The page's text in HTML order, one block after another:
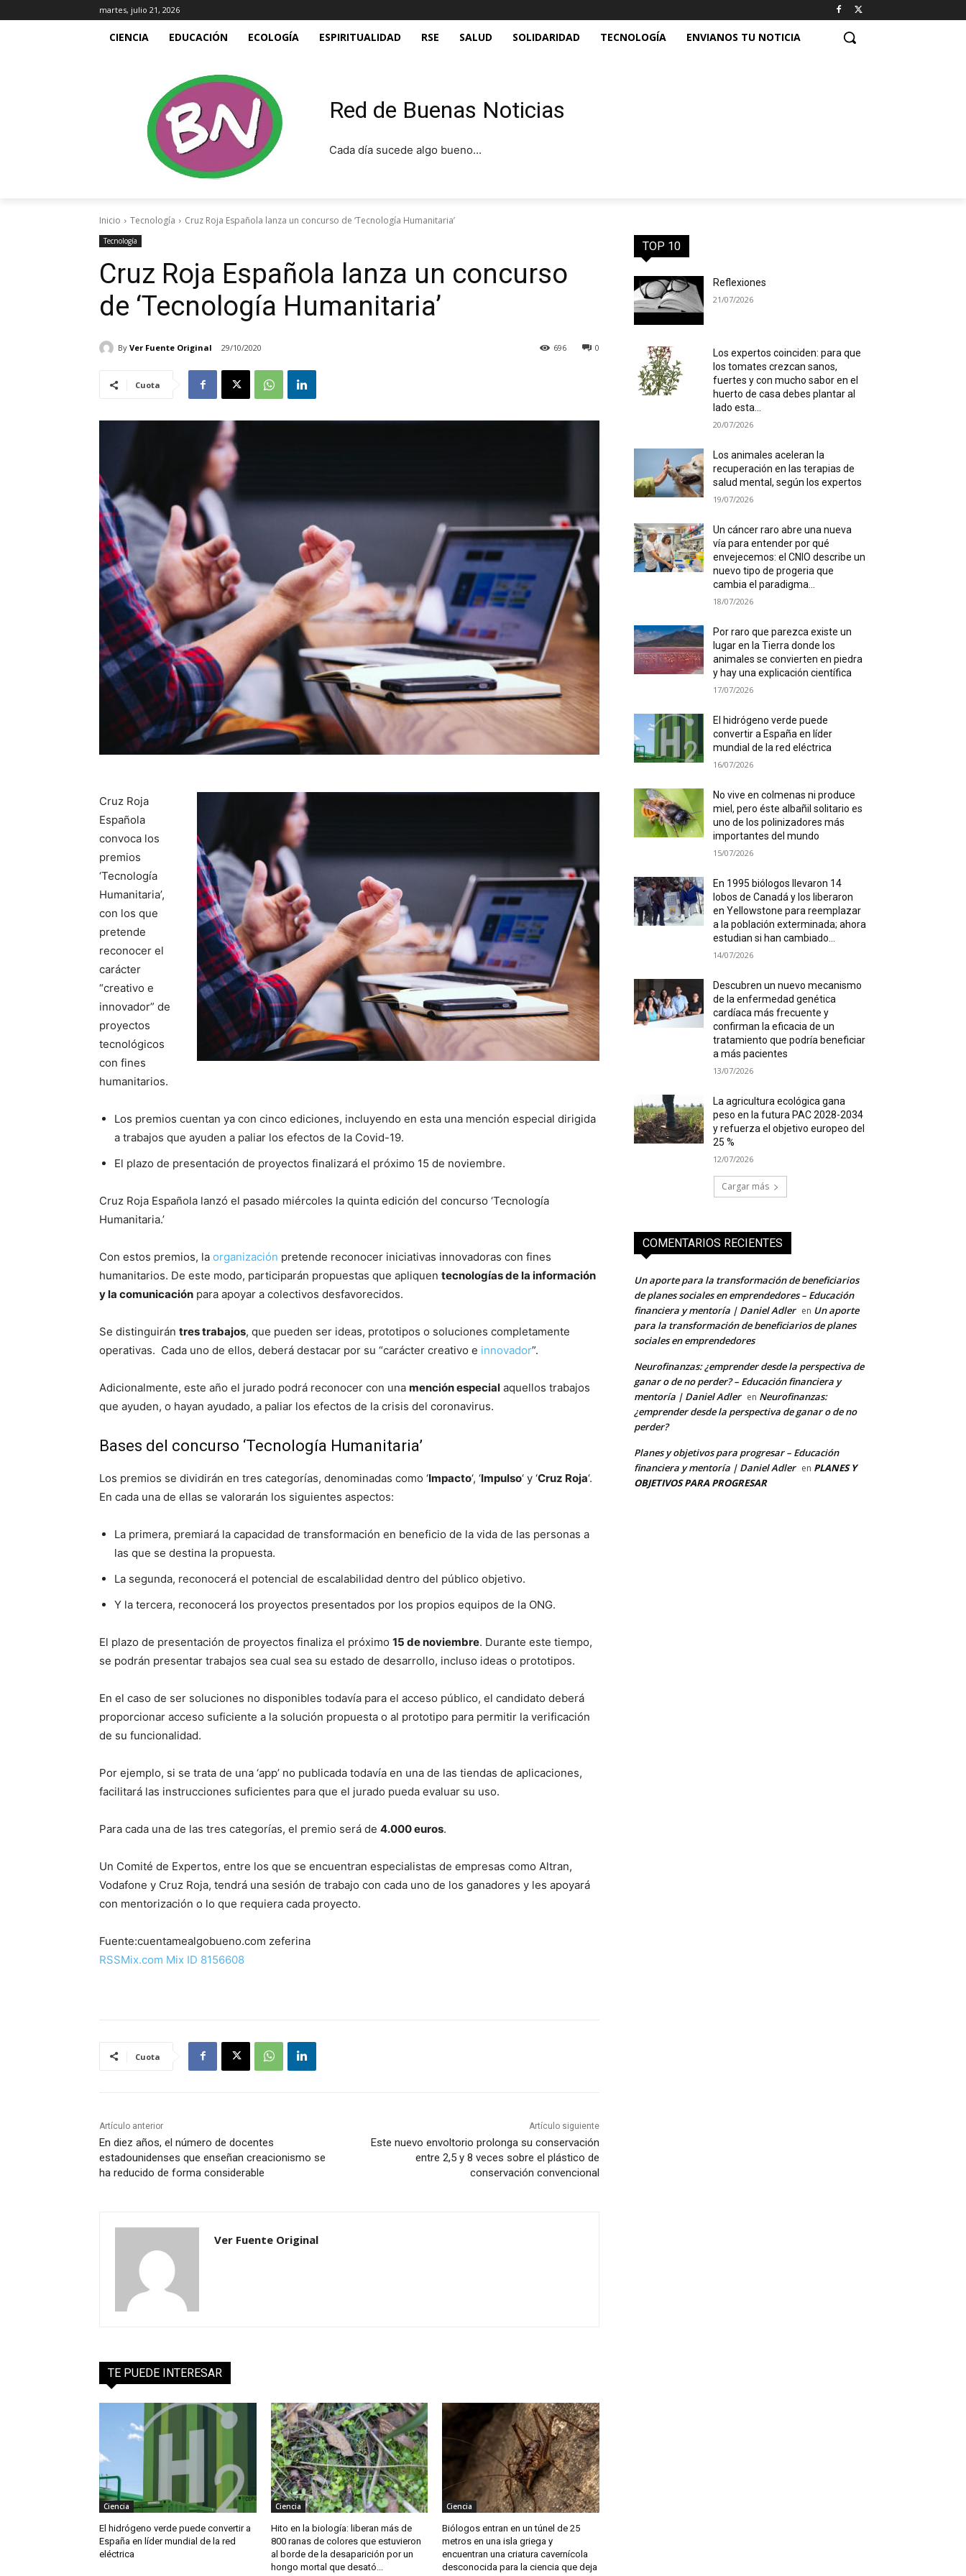
martes, julio 21, 2026
CIENCIA EDUCACIÓN ECOLOGÍA ESPIRITUALIDAD RSE SALUD SOLIDARIDAD TECNOLOGÍA ENVIANOS TU NOTICIA
Red de Buenas Noticias
Cada día sucede algo bueno...
Inicio Tecnología Cruz Roja Española lanza un concurso de ‘Tecnología Humanitaria’
Tecnología
Cruz Roja Española lanza un concurso
de ‘Tecnología Humanitaria’
By Ver Fuente Original 29/10/2020 0
696
Cuota
Cruz Roja
Española
convoca los
premios
‘Tecnología
Humanitaria’,
con los que
pretende
reconocer el
carácter
“creativo e
innovador” de
proyectos
tecnológicos
con fines
humanitarios.
Los premios cuentan ya con cinco ediciones, incluyendo en esta una mención especial dirigida
a trabajos que ayuden a paliar los efectos de la Covid-19.
El plazo de presentación de proyectos finalizará el próximo 15 de noviembre.
Cruz Roja Española lanzó el pasado miércoles la quinta edición del concurso ‘Tecnología
Humanitaria.’
Con estos premios, la organización pretende reconocer iniciativas innovadoras con fines
humanitarios. De este modo, participarán propuestas que apliquen tecnologías de la información
y la comunicación para apoyar a colectivos desfavorecidos.
Se distinguirán tres trabajos, que pueden ser ideas, prototipos o soluciones completamente
operativas. Cada uno de ellos, deberá destacar por su “carácter creativo e innovador”.
Adicionalmente, este año el jurado podrá reconocer con una mención especial aquellos trabajos
que ayuden, o hayan ayudado, a paliar los efectos de la crisis del coronavirus.
Bases del concurso ‘Tecnología Humanitaria’
Los premios se dividirán en tres categorías, denominadas como ‘Impacto‘, ‘Impulso‘ y ‘Cruz Roja‘.
En cada una de ellas se valorarán los siguientes aspectos:
La primera, premiará la capacidad de transformación en beneficio de la vida de las personas a
las que se destina la propuesta.
La segunda, reconocerá el potencial de escalabilidad dentro del público objetivo.
Y la tercera, reconocerá los proyectos presentados por los propios equipos de la ONG.
El plazo de presentación de proyectos finaliza el próximo 15 de noviembre. Durante este tiempo,
se podrán presentar trabajos sea cual sea su estado de desarrollo, incluso ideas o prototipos.
En el caso de ser soluciones no disponibles todavía para el acceso público, el candidato deberá
proporcionar acceso suficiente a la solución propuesta o al prototipo para permitir la verificación
de su funcionalidad.
Por ejemplo, si se trata de una ‘app’ no publicada todavía en una de las tiendas de aplicaciones,
facilitará las instrucciones suficientes para que el jurado pueda evaluar su uso.
Para cada una de las tres categorías, el premio será de 4.000 euros.
Un Comité de Expertos, entre los que se encuentran especialistas de empresas como Altran,
Vodafone y Cruz Roja, tendrá una sesión de trabajo con cada uno de los ganadores y les apoyará
con mentorización o lo que requiera cada proyecto.
Fuente:cuentamealgobueno.com zeferina
RSSMix.com Mix ID 8156608
Cuota
Artículo anterior
En diez años, el número de docentes
estadounidenses que enseñan creacionismo se
ha reducido de forma considerable
Artículo siguiente
Este nuevo envoltorio prolonga su conservación
entre 2,5 y 8 veces sobre el plástico de
conservación convencional
Ver Fuente Original
TE PUEDE INTERESAR
Ciencia
El hidrógeno verde puede convertir a
España en líder mundial de la red
eléctrica
Ciencia
Hito en la biología: liberan más de
800 ranas de colores que estuvieron
al borde de la desaparición por un
hongo mortal que desató...
Ciencia
Biólogos entran en un túnel de 25
metros en una isla griega y
encuentran una criatura cavernícola
desconocida para la ciencia que deja
TOP 10
Reflexiones
21/07/2026
Los expertos coinciden: para que
los tomates crezcan sanos,
fuertes y con mucho sabor en el
huerto de casa debes plantar al
lado esta...
20/07/2026
Los animales aceleran la
recuperación en las terapias de
salud mental, según los expertos
19/07/2026
Un cáncer raro abre una nueva
vía para entender por qué
envejecemos: el CNIO describe un
nuevo tipo de progeria que
cambia el paradigma...
18/07/2026
Por raro que parezca existe un
lugar en la Tierra donde los
animales se convierten en piedra
y hay una explicación científica
17/07/2026
El hidrógeno verde puede
convertir a España en líder
mundial de la red eléctrica
16/07/2026
No vive en colmenas ni produce
miel, pero éste albañil solitario es
uno de los polinizadores más
importantes del mundo
15/07/2026
En 1995 biólogos llevaron 14
lobos de Canadá y los liberaron
en Yellowstone para reemplazar
a la población exterminada; ahora
estudian si han cambiado...
14/07/2026
Descubren un nuevo mecanismo
de la enfermedad genética
cardíaca más frecuente y
confirman la eficacia de un
tratamiento que podría beneficiar
a más pacientes
13/07/2026
La agricultura ecológica gana
peso en la futura PAC 2028-2034
y refuerza el objetivo europeo del
25 %
12/07/2026
Cargar más
COMENTARIOS RECIENTES
Un aporte para la transformación de beneficiarios
de planes sociales en emprendedores – Educación
financiera y mentoría | Daniel Adler en Un aporte
para la transformación de beneficiarios de planes
sociales en emprendedores
Neurofinanzas: ¿emprender desde la perspectiva de
ganar o de no perder? – Educación financiera y
mentoría | Daniel Adler en Neurofinanzas:
¿emprender desde la perspectiva de ganar o de no
perder?
Planes y objetivos para progresar – Educación
financiera y mentoría | Daniel Adler en PLANES Y
OBJETIVOS PARA PROGRESAR